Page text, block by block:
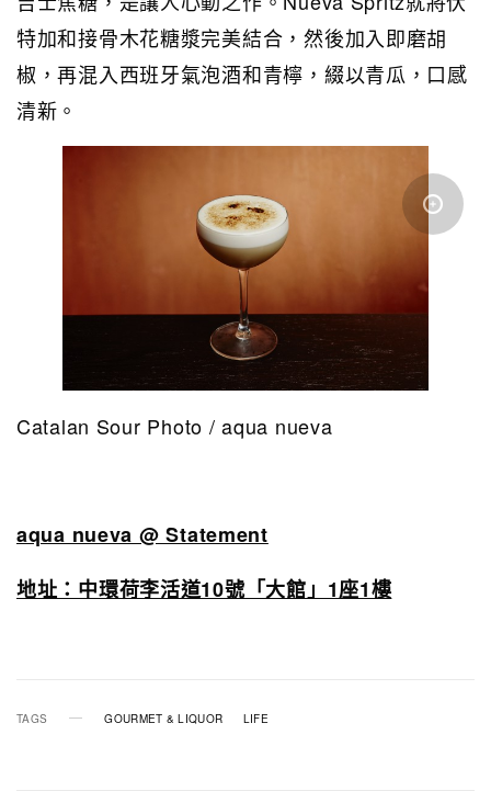
特加和接骨木花糖漿完美結合，然後加入即磨胡
椒，再混入西班牙氣泡酒和青檸，綴以青瓜，口感
清新。
Catalan Sour Photo / aqua nueva
aqua nueva @ Statement
地址：中環荷李活道10號「大館」1座1樓
TAGS GOURMET & LIQUOR LIFE